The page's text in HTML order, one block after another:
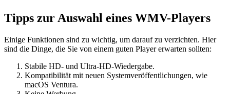
Tipps zur Auswahl eines WMV-Players
Einige Funktionen sind zu wichtig, um darauf zu verzichten. Hier
sind die Dinge, die Sie von einem guten Player erwarten sollten:
Stabile HD- und Ultra-HD-Wiedergabe.
Kompatibilität mit neuen Systemveröffentlichungen, wie
macOS Ventura.